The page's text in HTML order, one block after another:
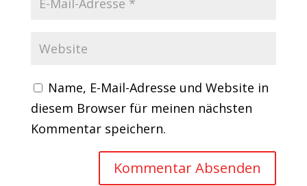
Name, E-Mail-Adresse und Website in
diesem Browser für meinen nächsten
Kommentar speichern.